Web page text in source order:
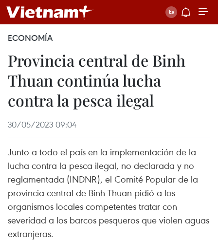
ECONOMÍA
Provincia central de Binh
Thuan continúa lucha
contra la pesca ilegal
30/05/2023 09:04
Junto a todo el país en la implementación de la
lucha contra la pesca ilegal, no declarada y no
reglamentada (INDNR), el Comité Popular de la
provincia central de Binh Thuan pidió a los
organismos locales competentes tratar con
severidad a los barcos pesqueros que violen aguas
extranjeras.